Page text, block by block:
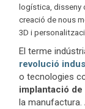
logística, disseny
creació de nous
3D i
El terme
revolució
o tecnologies
implantació de
la